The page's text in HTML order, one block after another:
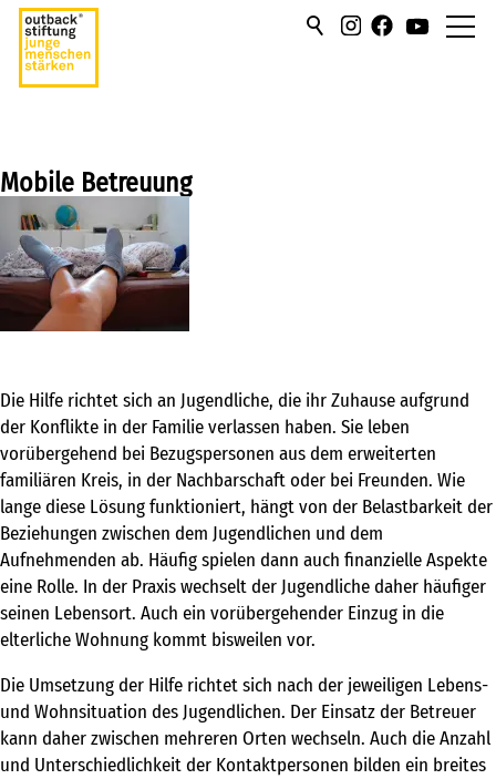
hilfen/leistung
Stationär
Ambulant
Flexible Hilfen
Betreuung am selbstgesuchten
Wohnort
Betreuung im Umfeld
Betreuung im eigenen Wohnraum
Tandembetreuungen
Sozialpädagogische Familienhilfe
Kompetenzen
campus
sportmentoring
Mobile Betreuung
Die Hilfe richtet sich an Jugendliche, die ihr Zuhause aufgrund
der Konflikte in der Familie verlassen haben. Sie leben
vorübergehend bei Bezugspersonen aus dem erweiterten
familiären Kreis, in der Nachbarschaft oder bei Freunden. Wie
lange diese Lösung funktioniert, hängt von der Belastbarkeit der
Beziehungen zwischen dem Jugendlichen und dem
Aufnehmenden ab. Häufig spielen dann auch finanzielle Aspekte
eine Rolle. In der Praxis wechselt der Jugendliche daher häufiger
seinen Lebensort. Auch ein vorübergehender Einzug in die
elterliche Wohnung kommt bisweilen vor.
Die Umsetzung der Hilfe richtet sich nach der jeweiligen Lebens-
und Wohnsituation des Jugendlichen. Der Einsatz der Betreuer
kann daher zwischen mehreren Orten wechseln. Auch die Anzahl
und Unterschiedlichkeit der Kontaktpersonen bilden ein breites